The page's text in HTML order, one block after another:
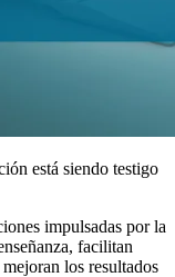
está siendo testigo
impulsadas por la
facilitan
los resultados